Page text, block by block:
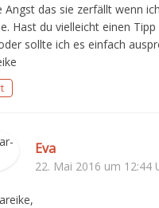
Angst das sie zerfällt wenn
Hast du vielleicht einen
sollte ich es einfach
Eva
22. Mai 2016 um 12:44